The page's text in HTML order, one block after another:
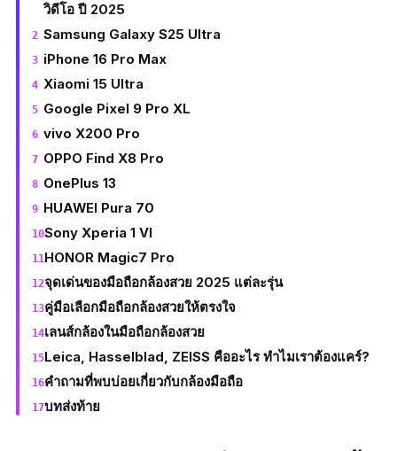
วิดีโอ ปี 2025
Samsung Galaxy S25 Ultra
iPhone 16 Pro Max
Xiaomi 15 Ultra
Google Pixel 9 Pro XL
vivo X200 Pro
OPPO Find X8 Pro
OnePlus 13
HUAWEI Pura 70
Sony Xperia 1 VI
HONOR Magic7 Pro
จุดเด่นของมือถือกล้องสวย 2025 แต่ละรุ่น
คู่มือเลือกมือถือกล้องสวยให้ตรงใจ
เลนส์กล้องในมือถือกล้องสวย
Leica, Hasselblad, ZEISS คืออะไร ทำไมเราต้องแคร์?
คำถามที่พบบ่อยเกี่ยวกับกล้องมือถือ
บทส่งท้าย